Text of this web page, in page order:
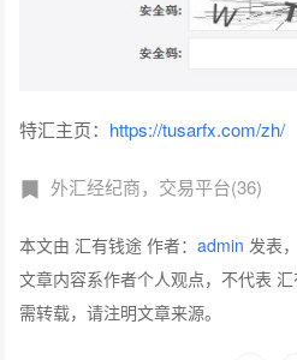
特汇主页： https://tusarfx.com/zh/
外汇经纪商，交易平台(36)
本文由 汇有钱途 作者：admin 发表
文章内容系作者个人观点，不代表
需转载，请注明文章来源。